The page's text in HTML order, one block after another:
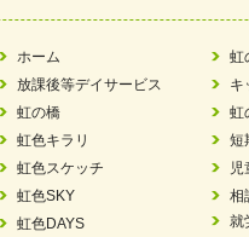
ホーム
放課後等デイサービス
虹の橋
虹色キラリ
虹色スケッチ
虹色SKY
虹色DAYS
虹
キ
虹
短
児
相
就